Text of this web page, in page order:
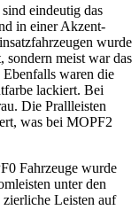
eindeutig das
in einer Akzent-
wurde
sondern meist war das
Ebenfalls waren die
lackiert. Bei
Die Prallleisten
was bei MOPF2
Fahrzeuge wurde
unter den
Leisten auf